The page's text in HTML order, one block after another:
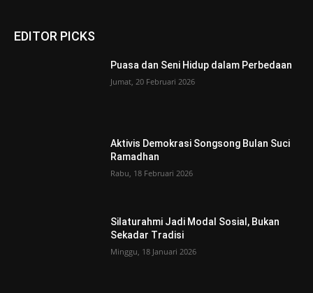
EDITOR PICKS
Puasa dan Seni Hidup dalam Perbedaan
Jumat, 20 Februari 2026
Aktivis Demokrasi Songsong Bulan Suci
Ramadhan
Rabu, 18 Februari 2026
Silaturahmi Jadi Modal Sosial, Bukan
Sekadar Tradisi
Minggu, 18 Januari 2026